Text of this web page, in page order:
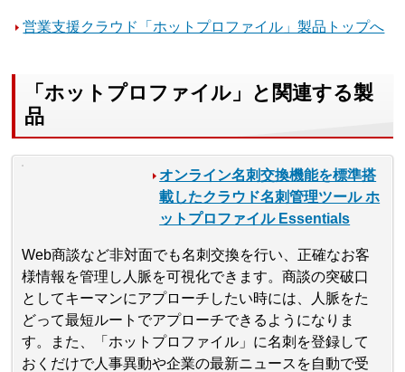
営業支援クラウド「ホットプロファイル」製品トップへ
「ホットプロファイル」と関連する製
品
オンライン名刺交換機能を標準搭
載したクラウド名刺管理ツール ホ
ットプロファイル Essentials
Web商談など非対面でも名刺交換を行い、正確なお客
様情報を管理し人脈を可視化できます。商談の突破口
としてキーマンにアプローチしたい時には、人脈をた
どって最短ルートでアプローチできるようになりま
す。また、「ホットプロファイル」に名刺を登録して
おくだけで人事異動や企業の最新ニュースを自動で受